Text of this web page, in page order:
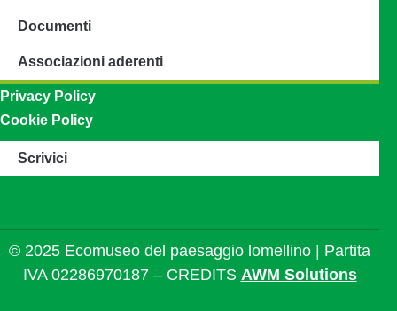
Documenti
Associazioni aderenti
Privacy Policy
Cookie Policy
Scrivici
© 2025 Ecomuseo del paesaggio lomellino | Partita
IVA 02286970187 – CREDITS AWM Solutions